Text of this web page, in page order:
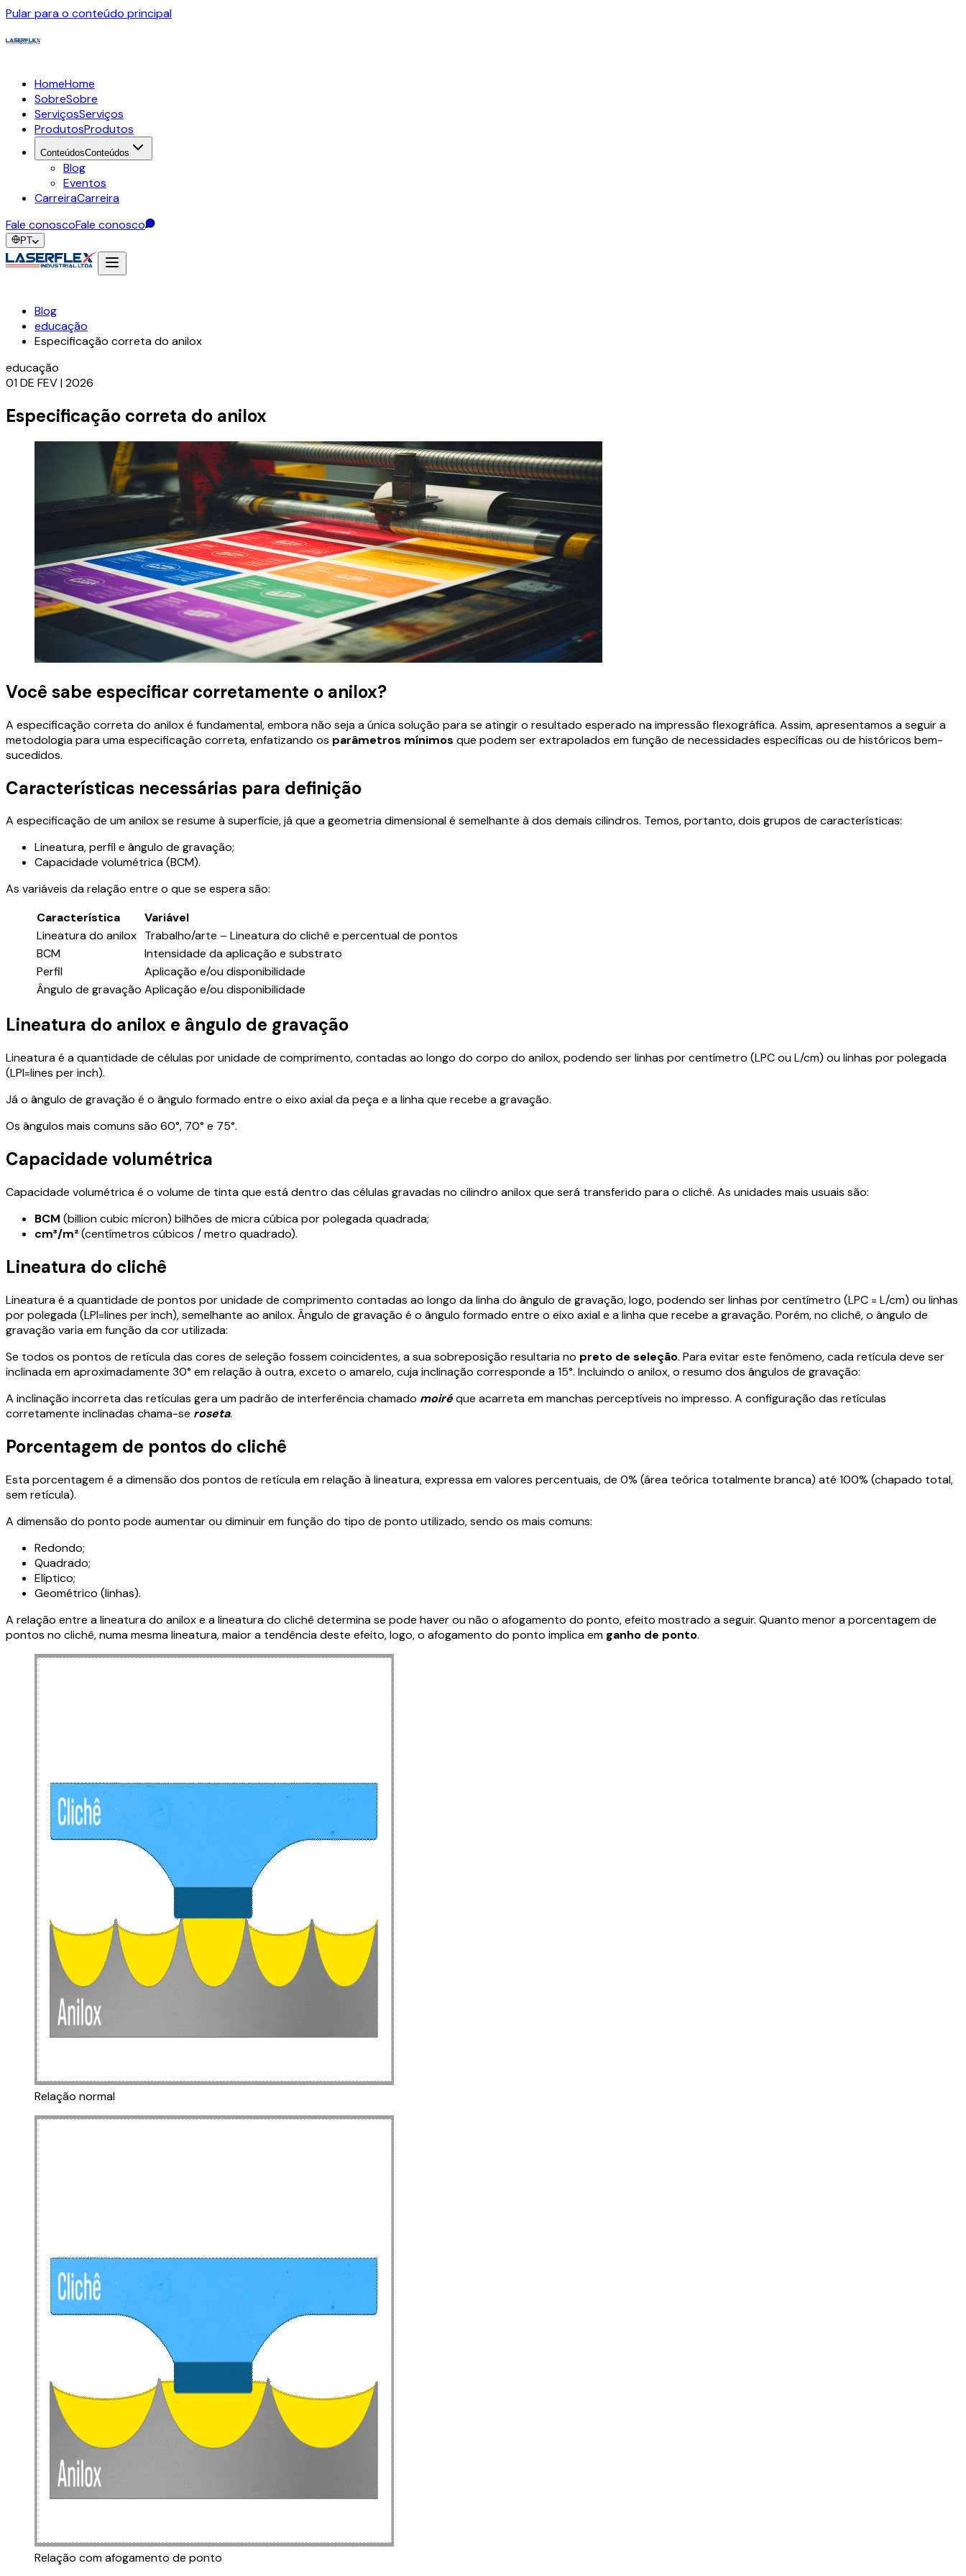
Pular para o conteúdo principal
HomeHome
SobreSobre
ServiçosServiços
ProdutosProdutos
ConteúdosConteúdos
Blog
Eventos
CarreiraCarreira
Fale conoscoFale conosco
PT
Blog
educação
Especificação correta do anilox
educação
01 DE FEV | 2026
Especificação correta do anilox
Você sabe especificar corretamente o anilox?
A especificação correta do anilox é fundamental, embora não seja a única solução para se atingir o resultado esperado na impressão flexográfica. Assim, apresentamos a seguir a
metodologia para uma especificação correta, enfatizando os parâmetros mínimos que podem ser extrapolados em função de necessidades específicas ou de históricos bem-
sucedidos.
Características necessárias para definição
A especificação de um anilox se resume à superfície, já que a geometria dimensional é semelhante à dos demais cilindros. Temos, portanto, dois grupos de características:
Lineatura, perfil e ângulo de gravação;
Capacidade volumétrica (BCM).
As variáveis da relação entre o que se espera são:
Característica
Variável
Lineatura do anilox Trabalho/arte – Lineatura do clichê e percentual de pontos
BCM
Intensidade da aplicação e substrato
Perfil
Aplicação e/ou disponibilidade
Ângulo de gravação Aplicação e/ou disponibilidade
Lineatura do anilox e ângulo de gravação
Lineatura é a quantidade de células por unidade de comprimento, contadas ao longo do corpo do anilox, podendo ser linhas por centímetro (LPC ou L/cm) ou linhas por polegada
(LPI=lines per inch).
Já o ângulo de gravação é o ângulo formado entre o eixo axial da peça e a linha que recebe a gravação.
Os ângulos mais comuns são 60°, 70° e 75°.
Capacidade volumétrica
Capacidade volumétrica é o volume de tinta que está dentro das células gravadas no cilindro anilox que será transferido para o clichê. As unidades mais usuais são:
BCM (billion cubic mícron) bilhões de micra cúbica por polegada quadrada;
cm³/m²(centímetros cúbicos / metro quadrado).
Lineatura do clichê
Lineatura é a quantidade de pontos por unidade de comprimento contadas ao longo da linha do ângulo de gravação, logo, podendo ser linhas por centímetro (LPC = L/cm) ou linhas
por polegada (LPI=lines per inch), semelhante ao anilox. Ângulo de gravação é o ângulo formado entre o eixo axial e a linha que recebe a gravação. Porém, no clichê, o ângulo de
gravação varia em função da cor utilizada:
Se todos os pontos de retícula das cores de seleção fossem coincidentes, a sua sobreposição resultaria no preto de seleção. Para evitar este fenômeno, cada retícula deve ser
inclinada em aproximadamente 30° em relação à outra, exceto o amarelo, cuja inclinação corresponde a 15°. Incluindo o anilox, o resumo dos ângulos de gravação:
A inclinação incorreta das retículas gera um padrão de interferência chamado moiréque acarreta em manchas perceptíveis no impresso. A configuração das retículas
corretamente inclinadas chama-se roseta.
Porcentagem de pontos do clichê
Esta porcentagem é a dimensão dos pontos de retícula em relação à lineatura, expressa em valores percentuais, de 0% (área teórica totalmente branca) até 100% (chapado total,
sem retícula).
A dimensão do ponto pode aumentar ou diminuir em função do tipo de ponto utilizado, sendo os mais comuns:
Redondo;
Quadrado;
Elíptico;
Geométrico (linhas).
A relação entre a lineatura do anilox e a lineatura do clichê determina se pode haver ou não o afogamento do ponto, efeito mostrado a seguir. Quanto menor a porcentagem de
pontos no clichê, numa mesma lineatura, maior a tendência deste efeito, logo, o afogamento do ponto implica em ganho de ponto.
Relação normal
Relação com afogamento de ponto